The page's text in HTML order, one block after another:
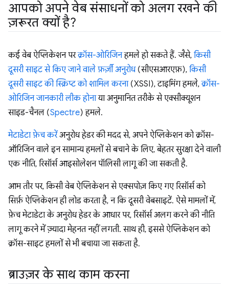
आपको अपने वेब संसाधनों को अलग रखने की
ज़रूरत क्यों है?
कई वेब ऐप्लिकेशन परक्रॉस-ओरिजिनहमले हो सकते हैं. जैसे, किसी
दूसरी साइट से किए जाने वाले फ़र्ज़ी अनुरोध(सीएसआरएफ़), किसी
दूसरी साइट की स्क्रिप्ट को शामिल करना(XSSI), टाइमिंग हमले,क्रॉस-
ओरिजिन जानकारी लीक होनाया अनुमानित तरीके से एक्सीक्यूशन
साइड-चैनल (Spectre) हमले.
मेटाडेटा फ़ेच करेंअनुरोध हेडर की मदद से, अपने ऐप्लिकेशन को क्रॉस-
ऑरिजिन वाले इन सामान्य हमलों से बचाने के लिए, बेहतर सुरक्षा देने वाली
एक नीति, रिसॉर्स आइसोलेशन पॉलिसी लागू की जा सकती है.
आम तौर पर, किसी वेब ऐप्लिकेशन से एक्सपोज़ किए गए रिसॉर्स को
सिर्फ़ ऐप्लिकेशन ही लोड करता है, न कि दूसरी वेबसाइटें. ऐसे मामलों में,
फ़ेच मेटाडेटा के अनुरोध हेडर के आधार पर, रिसॉर्स अलग करने की नीति
लागू करने में ज़्यादा मेहनत नहीं लगती. साथ ही, इससे ऐप्लिकेशन को
क्रॉस-साइट हमलों से भी बचाया जा सकता है.
ब्राउज़र के साथ काम करना